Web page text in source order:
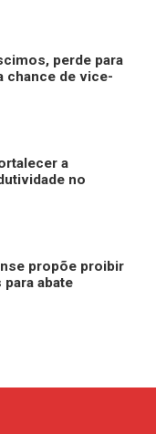
perde para
chance de vice-
a
no
propõe proibir
abate